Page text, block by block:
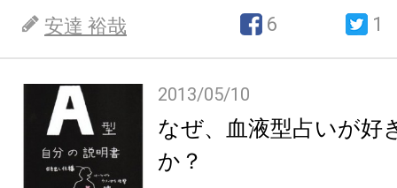
安達 裕哉 6 1
2013/05/10
なぜ、血液型占いが好
か？